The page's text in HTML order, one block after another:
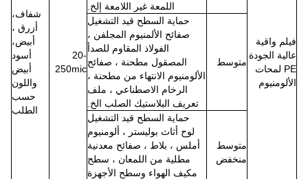
فيلم واقية
عالية الجودة
PE لمحات
الألومنيوم
20-
250mic
شفاف،
أزرق ،
أبيض،
أسود
أبيض
واللون
حسب
الطلب
اللمعة غير اللامعة إلخ.
متوسط
حماية السطح قيد التشغيل
صفائح الألمنيوم المجلفن ،
الفولاذ المقاوم للصدأ
المصقول مطحنة ، صفائح
الألومنيوم الانتهاء من مطحنة ،
الرخام الاصطناعي ، ملف
تعريف البلاستيك الصلب الخ.
متوسط ​​
منخفض
حماية السطح قيد التشغيل
لوح أثاث بوليستر ، ألومنيوم
أملس ، بلاط ، صفائح معدنية
مطلية من اللمعان ، سطح
مكيف الهواء وسطح الأجهزة